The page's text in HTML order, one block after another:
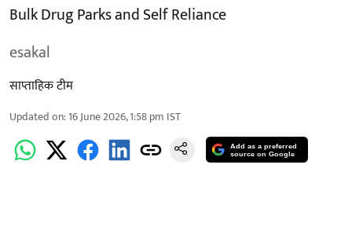
Bulk Drug Parks and Self Reliance
esakal
साप्ताहिक टीम
Updated on:16 June 2026, 1:58 pm IST
Add as a preferred
source on Google